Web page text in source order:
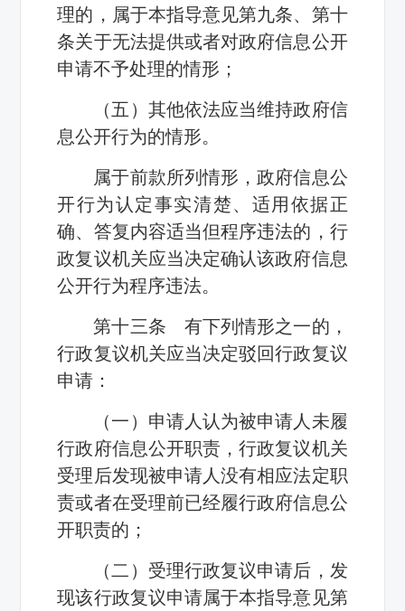
理的，属于本指导意见第九条、第十
条关于无法提供或者对政府信息公开
申请不予处理的情形；
（五）其他依法应当维持政府信
息公开行为的情形。
属于前款所列情形，政府信息公
开行为认定事实清楚、适用依据正
确、答复内容适当但程序违法的，行
政复议机关应当决定确认该政府信息
公开行为程序违法。
第十三条 有下列情形之一的，
行政复议机关应当决定驳回行政复议
申请：
（一）申请人认为被申请人未履
行政府信息公开职责，行政复议机关
受理后发现被申请人没有相应法定职
责或者在受理前已经履行政府信息公
开职责的；
（二）受理行政复议申请后，发
现该行政复议申请属于本指导意见第